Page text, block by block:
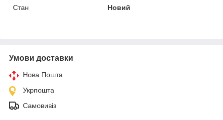
Стан
Новий
Умови доставки
Нова Пошта
Укрпошта
Самовивіз